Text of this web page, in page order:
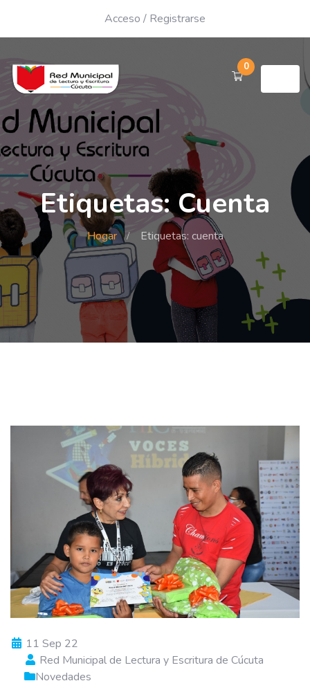
Acceso / Registrarse
0
Etiquetas: Cuenta
Hogar Etiquetas: cuenta
11 Sep 22
Red Municipal de Lectura y Escritura de Cúcuta
Novedades